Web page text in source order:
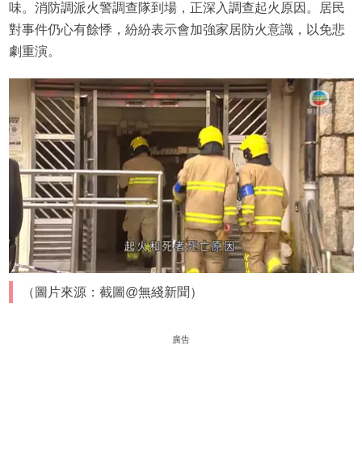
味。消防調派火警調查隊到場，正深入調查起火原因。居民
對事件仍心有餘悸，紛紛表示會加強家居防火意識，以免悲
劇重演。
（圖片來源：截圖@無綫新聞）
廣告